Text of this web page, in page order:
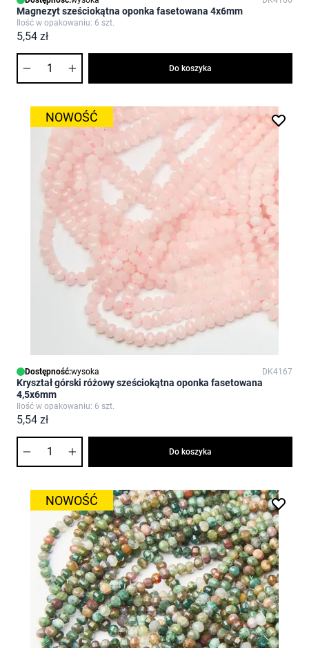
Magnezyt sześciokątna oponka fasetowana 4x6mm
Ilość w opakowaniu: 6 szt.
5,54 zł
Do koszyka
NOWOŚĆ
Dostępność:wysoka DK4167
Kryształ górski różowy sześciokątna oponka fasetowana
4,5x6mm
Ilość w opakowaniu: 6 szt.
5,54 zł
Do koszyka
NOWOŚĆ